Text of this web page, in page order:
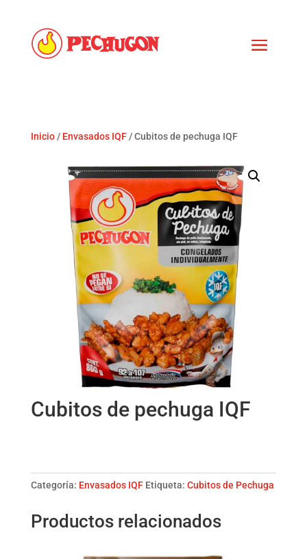
Inicio/ Envasados IQF/ Cubitos de pechuga IQF
Cubitos de pechuga IQF
pechuga
cantidad
Categoría: Envasados IQF Etiqueta: Cubitos de Pechuga
Productos relacionados